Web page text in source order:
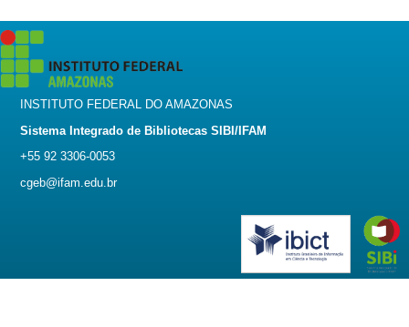
INSTITUTO FEDERAL DO AMAZONAS
Sistema Integrado de Bibliotecas SIBI/IFAM
+55 92 3306-0053
cgeb@ifam.edu.br